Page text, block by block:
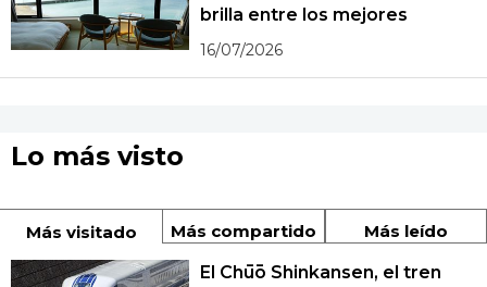
brilla entre los mejores
16/07/2026
Lo más visto
Más visitado Más compartido Más leído
El Chūō Shinkansen, el tren